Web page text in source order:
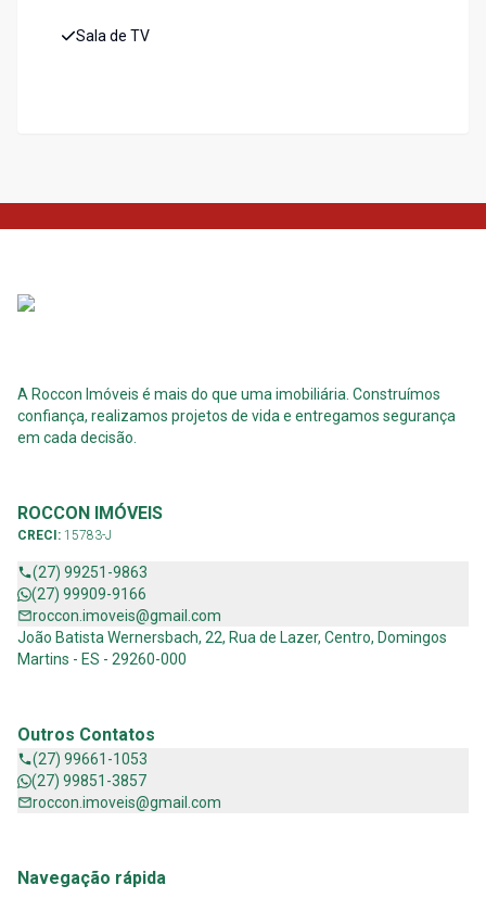
Sala de TV
A Roccon Imóveis é mais do que uma imobiliária. Construímos
confiança, realizamos projetos de vida e entregamos segurança
em cada decisão.
ROCCON IMÓVEIS
CRECI: 15783-J
(27) 99251-9863
(27) 99909-9166
roccon.imoveis@gmail.com
João Batista Wernersbach, 22, Rua de Lazer, Centro, Domingos
Martins - ES - 29260-000
Outros Contatos
(27) 99661-1053
(27) 99851-3857
roccon.imoveis@gmail.com
Navegação rápida